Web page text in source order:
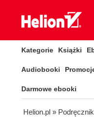
Kategorie Książki
Audiobooki
Darmowe ebooki
Helion.pl »